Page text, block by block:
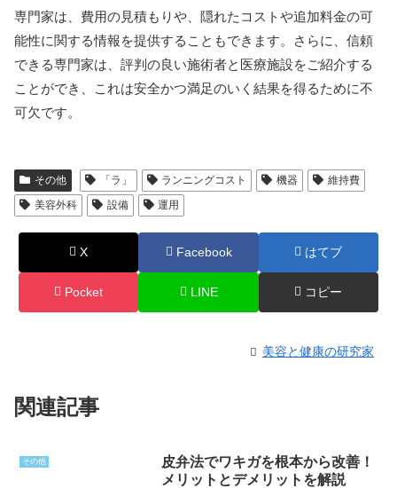
専門家は、費用の見積もりや、隠れたコストや追加料金の可
能性に関する情報を提供することもできます。さらに、信頼
できる専門家は、評判の良い施術者と医療施設をご紹介する
ことができ、これは安全かつ満足のいく結果を得るために不
可欠です。
その他 「ラ」 ランニングコスト 機器
維持費
美容外科
設備 運用
X Facebook はてブ
Pocket LINE コピー
美容と健康の研究家
関連記事
その他
皮弁法でワキガを根本から改善！
メリットとデメリットを解説